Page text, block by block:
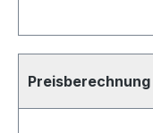
Preisberechnung